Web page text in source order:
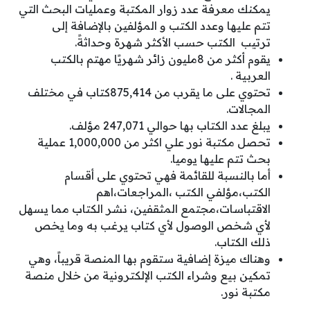
يمكنك معرفة عدد زوار المكتبة وعمليات البحث التي
تتم عليها وعدد الكتب و المؤلفين بالإضافة إلى
ترتيب الكتب حسب الأكثر شهرة وحداثةً.
يقوم أكثر من 8مليون زائر شهريًا مهتم بالكتب
العربية .
تحتوي على ما يقرب من 875,414كتاب في مختلف
المجالات.
يبلغ عدد الكتاب بها حوالي 247,071 مؤلف.
تحصل مكتبة نور علي اكثر من 1,000,000 عملية
بحث تتم عليها يوميا.
أما بالنسبة للقائمة فهي تحتوي على أقسام
الكتب،مؤلفي الكتب ،المراجعات،اهم
الاقتباسات،مجتمع المثقفين، نشر الكتاب مما يسهل
لأي شخص الوصول لأي كتاب يرغب به وما يخص
ذلك الكتاب.
وهناك ميزة إضافية ستقوم بها المنصة قريباً، وهي
تمكين بيع وشراء الكتب الإلكترونية من خلال منصة
مكتبة نور.